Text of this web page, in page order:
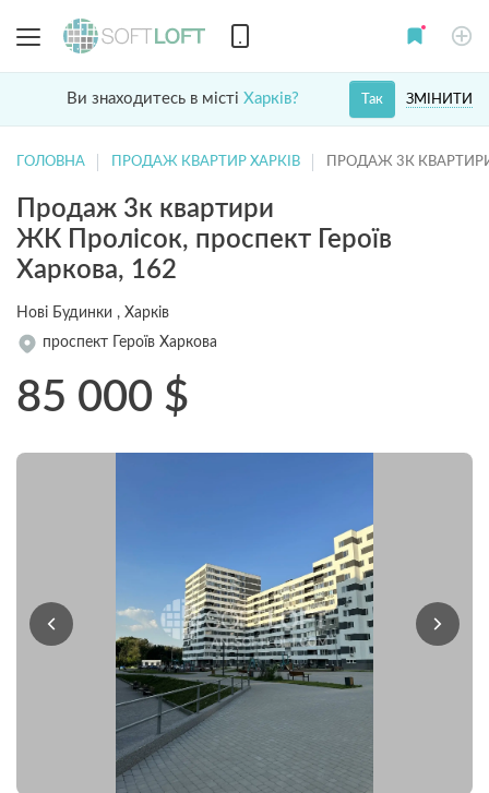
Ви знаходитесь в місті Харків? ЗМІНИТИ
Так
ГОЛОВНА ПРОДАЖ КВАРТИР ХАРКІВ ПРОДАЖ 3К
Продаж 3к квартири
ЖК Пролісок, проспект Героїв
Харкова, 162
Нові Будинки , Харків
проспект Героїв Харкова
85 000 $